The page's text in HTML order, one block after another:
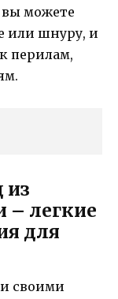
вы можете
или шнуру, и
перилам,
из
– легкие
для
своими